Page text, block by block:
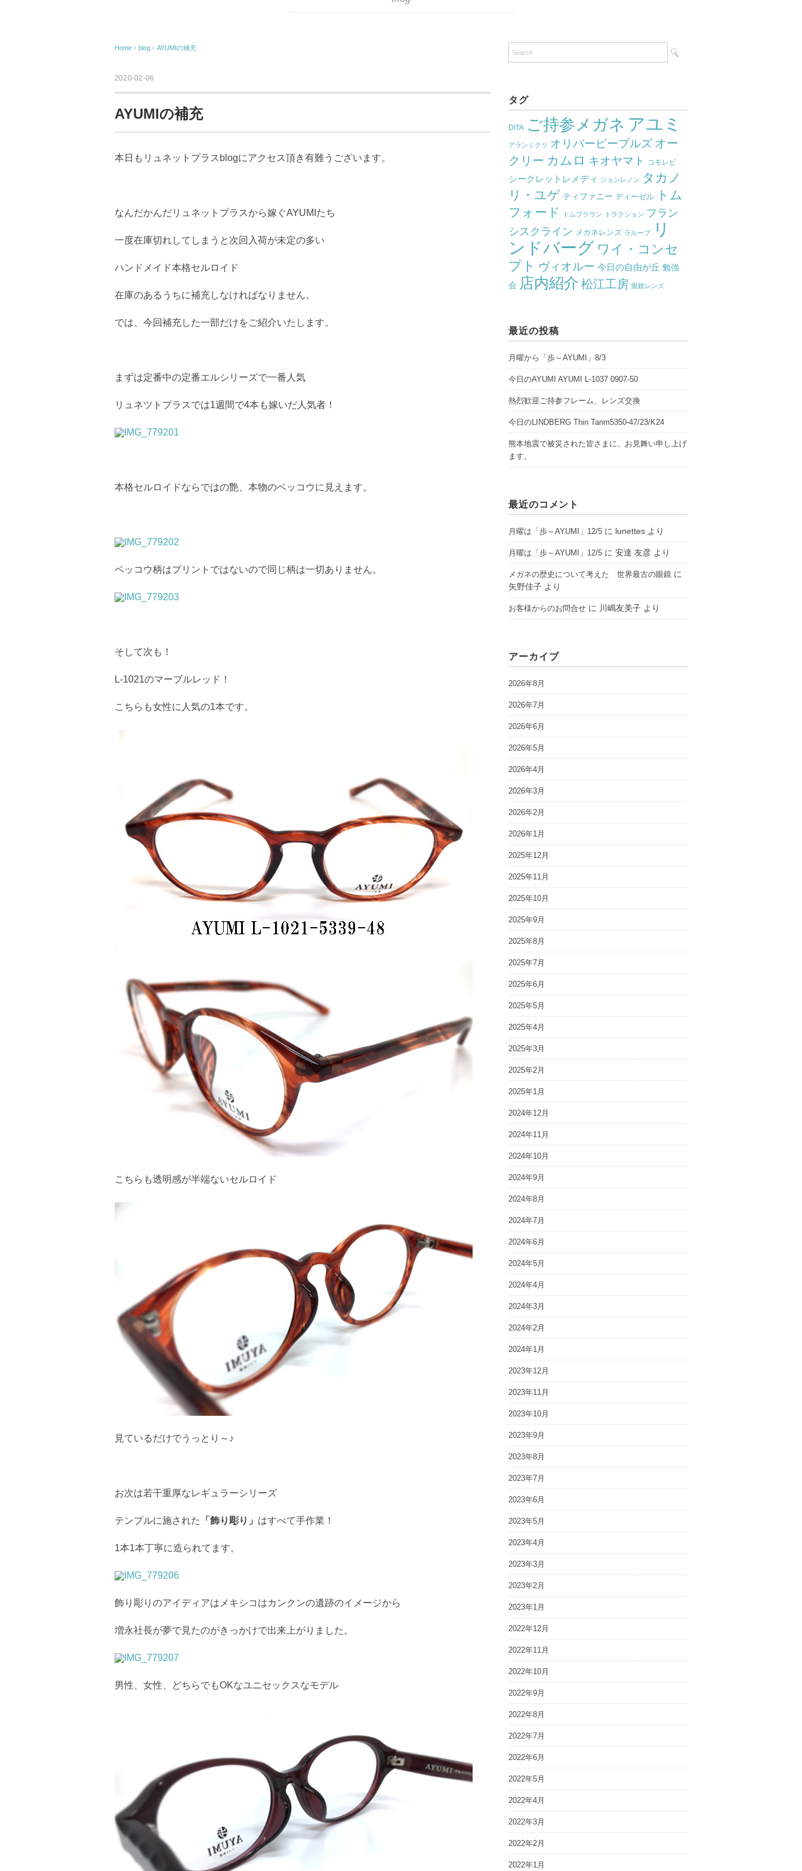
Home › blog › AYUMIの補充
2020-02-06
AYUMIの補充
本日もリュネットプラスblogにアクセス頂き有難うございます。
なんだかんだリュネットプラスから嫁ぐAYUMIたち
一度在庫切れしてしまうと次回入荷が未定の多い
ハンドメイド本格セルロイド
在庫のあるうちに補充しなければなりません。
では、今回補充した一部だけをご紹介いたします。
まずは定番中の定番エルシリーズで一番人気
リュネツトプラスでは1週間で4本も嫁いだ人気者！
本格セルロイドならではの艶、本物のベッコウに見えます。
ベッコウ柄はプリントではないので同じ柄は一切ありません。
そして次も！
L-1021のマーブルレッド！
こちらも女性に人気の1本です。
こちらも透明感が半端ないセルロイド
見ているだけでうっとり～♪
お次は若干重厚なレギュラーシリーズ
テンプルに施された 「飾り彫り」 はすべて手作業！
1本1本丁寧に造られてます。
飾り彫りのアイディアはメキシコはカンクンの遺跡のイメージから
増永社長が夢で見たのがきっかけで出来上がりました。
男性、女性、どちらでもOKなユニセックスなモデル
タグ
DITA ご持参メガネ アユミ
アランミクリ オリバーピープルズ オー
クリー カムロ キオヤマト コモレビ
シークレットレメディ ジョンレノン タカノ
リ・ユゲ ティファニー ディーゼル
トム
フォード
トムブラウン トラクション フラン
シスクライン メガネレンズ ラループ
リ
ンドバーグ ワイ・コンセ
プト ヴィオルー 今日の自由が丘 勉強
会 店内紹介 松江工房 眼鏡レンズ
最近の投稿
月曜から「歩～AYUMI」8/3
今日のAYUMI AYUMI L-1037 0907-50
熱烈歓迎ご持参フレーム、レンズ交換
今日のLINDBERG Thin Tanm5350-47/23/K24
熊本地震で被災された皆さまに、お見舞い申し上げ
ます。
最近のコメント
月曜は「歩～AYUMI」12/5 に lunettes より
月曜は「歩～AYUMI」12/5 に安達 友彦 より
メガネの歴史について考えた 世界最古の眼鏡 に
矢野佳子 より
お客様からのお問合せ に 川嶋友美子 より
アーカイブ
2026年8月
2026年7月
2026年6月
2026年5月
2026年4月
2026年3月
2026年2月
2026年1月
2025年12月
2025年11月
2025年10月
2025年9月
2025年8月
2025年7月
2025年6月
2025年5月
2025年4月
2025年3月
2025年2月
2025年1月
2024年12月
2024年11月
2024年10月
2024年9月
2024年8月
2024年7月
2024年6月
2024年5月
2024年4月
2024年3月
2024年2月
2024年1月
2023年12月
2023年11月
2023年10月
2023年9月
2023年8月
2023年7月
2023年6月
2023年5月
2023年4月
2023年3月
2023年2月
2023年1月
2022年12月
2022年11月
2022年10月
2022年9月
2022年8月
2022年7月
2022年6月
2022年5月
2022年4月
2022年3月
2022年2月
2022年1月